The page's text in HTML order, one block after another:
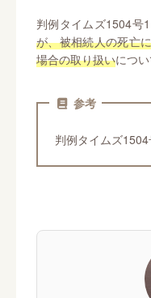
判例タイムズ1504号
が、被相続人の死亡
場合の取り扱いにつ
参考
判例タイムズ